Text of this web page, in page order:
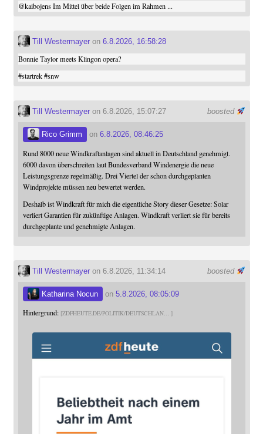
@kaibojensIm Mittel über beide Folgen im Rahmen ...
Till Westermayeron 6.8.2026, 16:58:28
Bonnie Taylor meets Klingon opera?
#startrek #snw
boosted
Till Westermayeron 6.8.2026, 15:07:27
Rico Grimm on 6.8.2026, 08:46:25
Rund 8000 neue Windkraftanlagen sind aktuell in Deutschland genehmigt.
6000 davon überschreiten laut Bundesverband Windenergie die neue
Leistungsgrenze regelmäßig. Drei Viertel der schon durchgeplanten
Windprojekte müssen neu bewertet werden.
Deshalb ist Windkraft für mich die eigentliche Story dieser Gesetze: Solar
verliert Garantien für zukünftige Anlagen. Windkraft verliert sie für bereits
durchgeplante und genehmigte Anlagen.
boosted
Till Westermayeron 6.8.2026, 11:34:14
Katharina Nocun on 5.8.2026, 08:05:09
Hintergrund: ZDFHEUTE.DE/POLITIK/DEUTSCHLAN